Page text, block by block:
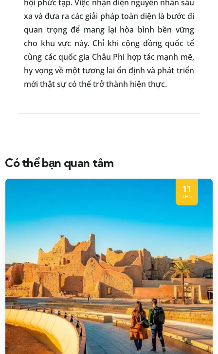
hội phức tạp. Việc nhận diện nguyên nhân sâu
xa và đưa ra các giải pháp toàn diện là bước đi
quan trọng để mang lại hòa bình bền vững
cho khu vực này. Chỉ khi cộng đồng quốc tế
cùng các quốc gia Châu Phi hợp tác mạnh mẽ,
hy vọng về một tương lai ổn định và phát triển
mới thật sự có thể trở thành hiện thực.
Có thể bạn quan tâm
11
TH5